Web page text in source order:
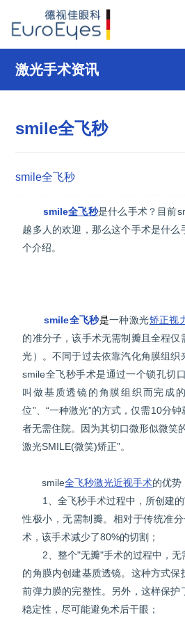
激光手术资讯
smile全飞秒
smile全飞秒
smile全飞秒是什么手术？目前
越多人的欢迎，那么这个手术是什么
个介绍。
smile全飞秒是一种激光矫正视
的准分子，该手术无需制瓣且全程仅
光）。不同于过去依靠汽化角膜组织
smile全飞秒手术是通过一个锁孔切
叫做基质透镜的角膜组织而完成
位”、“一种激光”的方式，仅需10分
者无需住院。因为其切口微形似微笑
激光SMILE(微笑)矫正”。
smile全飞秒激光近视手术的优势
1、全飞秒手术过程中，所创建的"
性极小，无需制瓣。相对于传统准
术，该手术减少了80%的切割；
2、整个"无瓣"手术的过程中，无
的角膜内创建基质透镜。这种方式保
前弹力膜的完整性。另外，这样保护
稳定性，尽可能避免术后干眼；